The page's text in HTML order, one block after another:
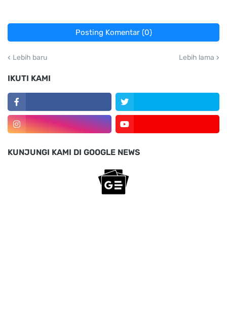
Posting Komentar (0)
Lebih baru Lebih lama
IKUTI KAMI
KUNJUNGI KAMI DI GOOGLE NEWS